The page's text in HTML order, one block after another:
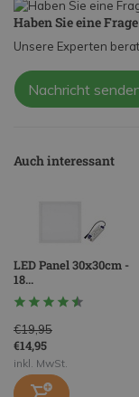
Haben Sie eine
Unsere Experten
Nachricht
Auch interessant
LED Panel 30x30cm -
18...
€19,95
€14,95
inkl. MwSt.